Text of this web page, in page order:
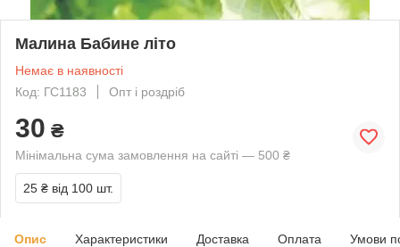
Малина Бабине літо
Немає в наявності
Код: ГС1183
Опт і роздріб
30 ₴
Мінімальна сума замовлення на сайті — 500 ₴
25 ₴ від 100 шт.
Опис Характеристики Доставка Оплата Умови